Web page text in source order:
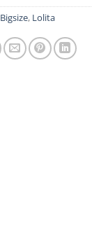
Bigsize, Lolita